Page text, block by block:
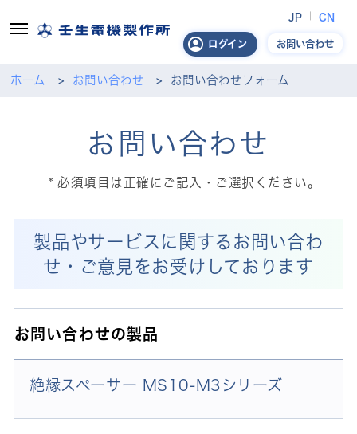
ログイン
JP CN
お問い合わせ
ホーム お問い合わせ お問い合わせフォーム
お問い合わせ
必須項目は正確にご記入・ご選択ください。
製品やサービスに関するお問い合わ
せ・ご意見をお受けしております
お問い合わせの製品
絶縁スペーサー MS10-M3シリーズ